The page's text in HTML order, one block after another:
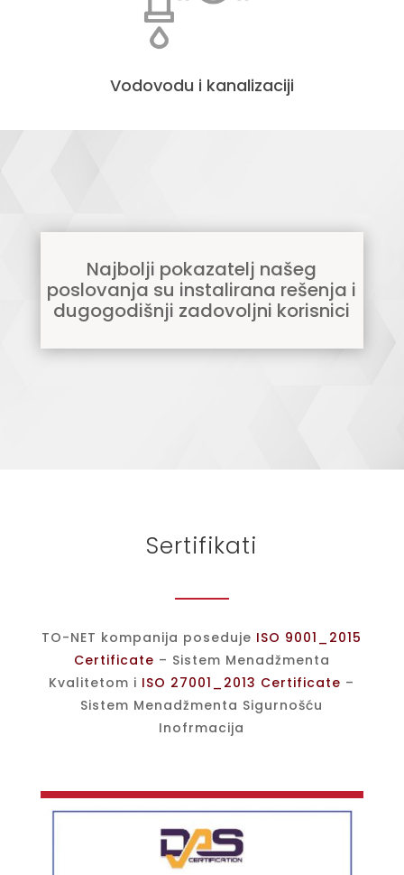
Vodovodu i kanalizaciji
Najbolji pokazatelj našeg
poslovanja su instalirana rešenja i
dugogodišnji zadovoljni korisnici
Sertifikati
TO-NET kompanija poseduje ISO 9001_2015
Certificate – Sistem Menadžmenta
Kvalitetom i ISO 27001_2013 Certificate –
Sistem Menadžmenta Sigurnošću
Inofrmacija